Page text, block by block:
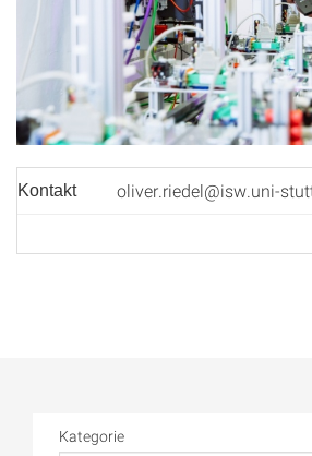
Kontakt oliver.riedel@isw.uni-
Kategorie